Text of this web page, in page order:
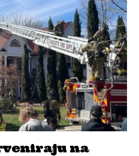
na